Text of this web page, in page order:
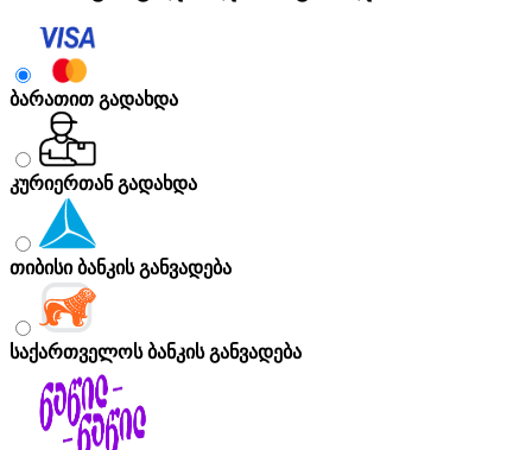
ბარათით გადახდა
კურიერთან გადახდა
თიბისი ბანკის განვადება
საქართველოს ბანკის განვადება